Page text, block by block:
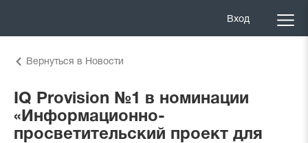
Вход
Вернуться в Новости
IQ Provision №1 в номинации
«Информационно-
просветительский проект для